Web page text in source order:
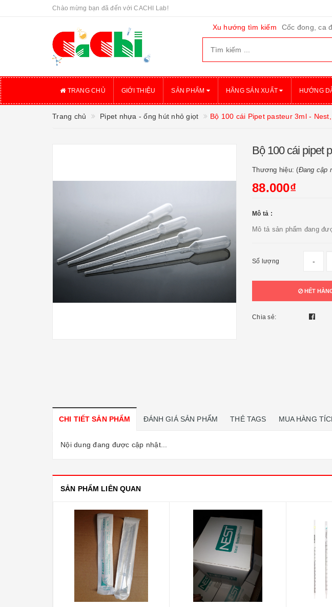
Chào mừng bạn đã đến với CACHI Lab!
Xu hướng tìm kiếm Cốc đong, ca
TRANG CHỦ GIỚI THIỆU SẢN PHẨM HÃNG SẢN XUẤT HƯỚNG
Trang chủ Pipet nhựa - ống hút nhỏ giọt Bộ 100 cái Pipet pasteur 3ml - Nest,
Bộ 100 cái pipet
Thương hiệu: (Đang cập
88.000₫
Mô tả :
Mô tả sản phẩm đang
Số lượng -
HẾT
Chia sẻ:
CHI TIẾT SẢN PHẨM ĐÁNH GIÁ SẢN PHẨM THẺ TAGS MUA HÀNG
Nội dung đang được cập nhật...
SẢN PHẨM LIÊN QUAN